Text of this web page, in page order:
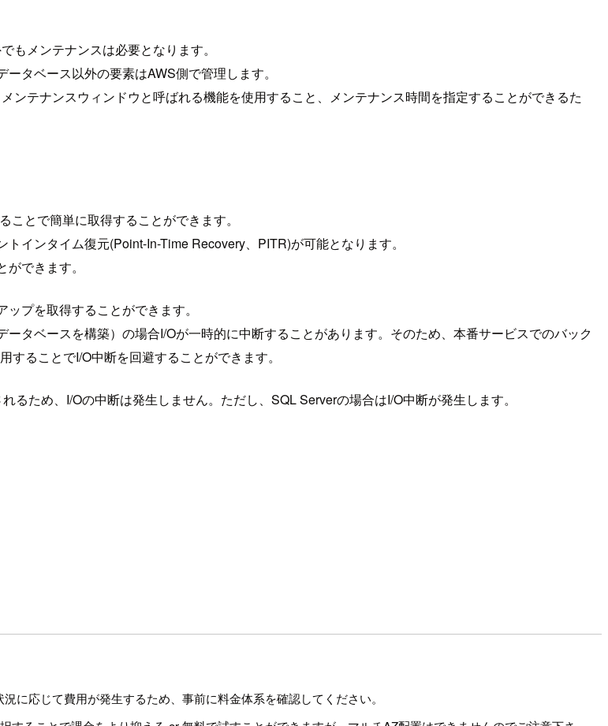
もメンテナンスは必要となります。
タベース以外の要素はAWS側で管理します。
テナンスウィンドウと呼ばれる機能を使用すること、メンテナンス時間を指定することができるた
とで簡単に取得することができます。
インタイム復元(Point-In-Time Recovery、PITR)が可能となります。
できます。
プを取得することができます。
タベースを構築）の場合I/Oが一時的に中断することがあります。そのため、本番サービスでのバック
ることでI/O中断を回避することができます。
ため、I/Oの中断は発生しません。ただし、SQL Serverの場合はI/O中断が発生します。
に応じて費用が発生するため、事前に料金体系を確認してください。